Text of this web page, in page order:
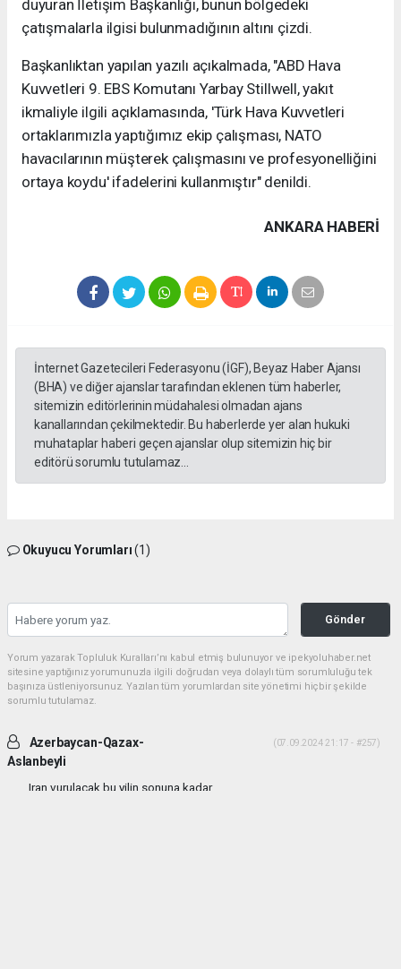
duyuran İletişim Başkanlığı, bunun bölgedeki
çatışmalarla ilgisi bulunmadığının altını çizdi.
Başkanlıktan yapılan yazılı açıkalmada, "ABD Hava
Kuvvetleri 9. EBS Komutanı Yarbay Stillwell, yakıt
ikmaliyle ilgili açıklamasında, 'Türk Hava Kuvvetleri
ortaklarımızla yaptığımız ekip çalışması, NATO
havacılarının müşterek çalışmasını ve profesyonelliğini
ortaya koydu' ifadelerini kullanmıştır" denildi.
ANKARA HABERİ
İnternet Gazetecileri Federasyonu (İGF), Beyaz Haber Ajansı
(BHA) ve diğer ajanslar tarafından eklenen tüm haberler,
sitemizin editörlerinin müdahalesi olmadan ajans
kanallarından çekilmektedir. Bu haberlerde yer alan hukuki
muhataplar haberi geçen ajanslar olup sitemizin hiç bir
editörü sorumlu tutulamaz...
Okuyucu Yorumları(1)
Gönder
Yorum yazarak Topluluk Kuralları’nı kabul etmiş bulunuyor ve ipekyoluhaber.net
sitesine yaptığınız yorumunuzla ilgili doğrudan veya dolaylı tüm sorumluluğu tek
başınıza üstleniyorsunuz. Yazılan tüm yorumlardan site yönetimi hiçbir şekilde
sorumlu tutulamaz.
Azerbaycan-Qazax-
Aslanbeyli
(07.09.2024 21:17 - #257)
Iran vurulacak bu yilin sonuna kadar...